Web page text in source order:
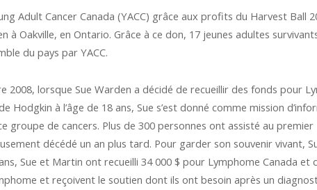
Adult Cancer Canada (YACC) grâce aux profits du Harvest Ball
Oakville, en Ontario. Grâce à ce don, 17 jeunes adultes
du pays par YACC.
lorsque Sue Warden a décidé de recueillir des fonds pour
à l’âge de 18 ans, Sue s’est donné comme mission
groupe de cancers. Plus de 300 personnes ont assisté au
décédé un an plus tard. Pour garder son souvenir vivant,
Sue et Martin ont recueilli 34 000 $ pour Lymphome Canada et
et reçoivent le soutien dont ils ont besoin après un